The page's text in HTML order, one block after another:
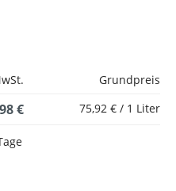
Grundpreis
€ 75,92 € / 1 Liter